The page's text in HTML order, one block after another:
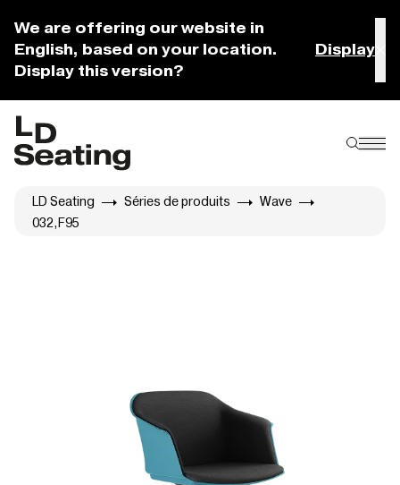
We are offering our website in
English, based on your location.
Display this version?
Display
LD Seating Séries de produits
Wave
032,F95